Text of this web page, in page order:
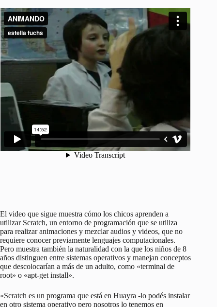
El video que sigue muestra cómo los chicos aprenden a
utilizar Scratch, un entorno de programación que se utiliza
para realizar animaciones y mezclar audios y videos, que no
requiere conocer previamente lenguajes computacionales.
Pero muestra también la naturalidad con la que los niños de 8
años distinguen entre sistemas operativos y manejan conceptos
que descolocarían a más de un adulto, como «terminal de
root» o «apt-get install».
«Scratch es un programa que está en Huayra -lo podés instalar
en otro sistema operativo pero nosotros lo tenemos en